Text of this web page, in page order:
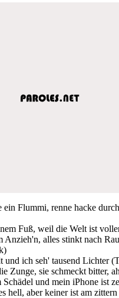
ein Flummi, renne hacke
Fuß, weil die Welt ist
Anzieh'n, alles stinkt nach
und ich seh' tausend Lichter
Zunge, sie schmeckt bitter,
Schädel und mein iPhone ist
hell, aber keiner ist am